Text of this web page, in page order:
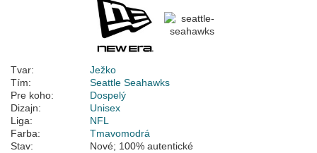
Tvar:
Ježko
Tím:
Seattle Seahawks
Pre koho:
Dospelý
Dizajn:
Unisex
Liga:
NFL
Farba:
Tmavomodrá
Stav:
Nové; 100% autentické